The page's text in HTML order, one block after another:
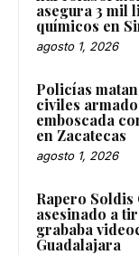
asegura 3 mil
químicos en
agosto 1, 2026
Policías
civiles
emboscada
en Zacatecas
agosto 1, 2026
Rapero Soldis
asesinado a
grababa
Guadalajara